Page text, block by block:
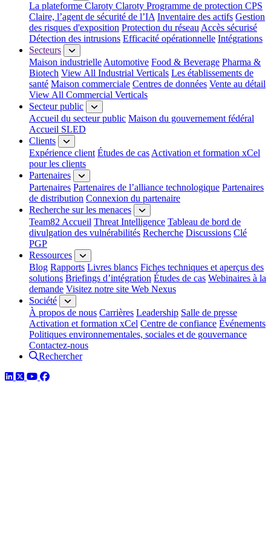
La plateforme Claroty Claroty Programme de protection CPS
Claire, l’agent de sécurité de l’IA Inventaire des actifs Gestion
des risques d'exposition Protection du réseau Accès sécurisé
Détection des intrusions Efficacité opérationnelle Intégrations
Secteurs
Maison industrielle Automotive Food & Beverage Pharma &
Biotech View All Industrial Verticals Les établissements de
santé Maison commerciale Centres de données Vente au détail
View All Commercial Verticals
Secteur public
Accueil du secteur public Maison du gouvernement fédéral
Accueil SLED
Clients
Expérience client Études de cas Activation et formation xCel
pour les clients
Partenaires
Partenaires Partenaires de l’alliance technologique Partenaires
de distribution Connexion du partenaire
Recherche sur les menaces
Team82 Accueil Threat Intelligence Tableau de bord de
divulgation des vulnérabilités Recherche Discussions Clé
PGP
Ressources
Blog Rapports Livres blancs Fiches techniques et aperçus des
solutions Briefings d’intégration Études de cas Webinaires à la
demande Visitez notre site Web Nexus
Société
À propos de nous Carrières Leadership Salle de presse
Activation et formation xCel Centre de confiance Événements
Politiques environnementales, sociales et de gouvernance
Contactez-nous
Rechercher
LinkedIn
TwitterYouTube
Facebook